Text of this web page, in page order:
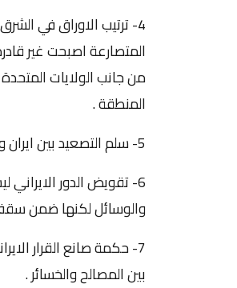
4- ترتيب الاوراق في
المتصارعة اصبحت غير
من جانب الولايات
المنطقة .
5- سلم التصعيد بين ايران والولايات المتحدة الامريكية لا يرتقي لتكون هناك حرب وانما تهديدات ردع قوية .
6- تقويض الدور
والوسائل لكنها ضمن
7- حكمة صانع القرار
بين المصالح والخسائر .